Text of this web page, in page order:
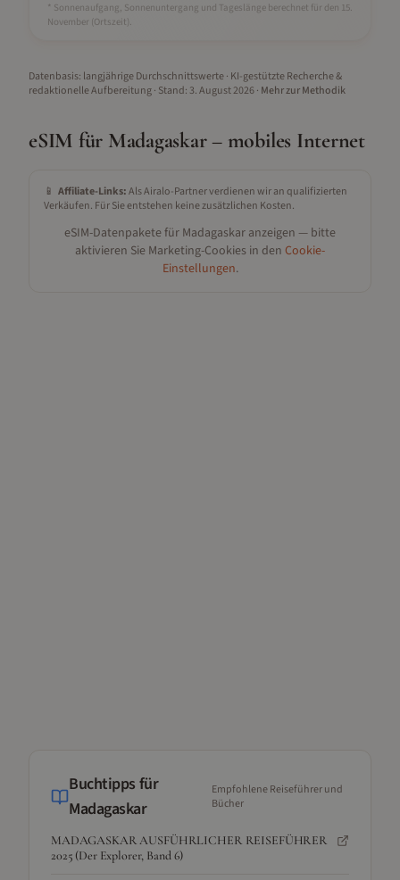
* Sonnenaufgang, Sonnenuntergang und Tageslänge berechnet für den 15.
November (Ortszeit).
Datenbasis: langjährige Durchschnittswerte · KI-gestützte Recherche &
redaktionelle Aufbereitung· Stand: 3. August 2026· Mehr zur Methodik
eSIM für Madagaskar– mobiles Internet
📱 Affiliate-Links:Als Airalo-Partner verdienen wir an qualifizierten
Verkäufen. Für Sie entstehen keine zusätzlichen Kosten.
eSIM-Datenpakete für Madagaskar anzeigen — bitte
aktivieren Sie Marketing-Cookies in den Cookie-
Einstellungen.
Buchtipps für
Madagaskar
Empfohlene Reiseführer und
Bücher
MADAGASKAR AUSFÜHRLICHER REISEFÜHRER
2025 (Der Explorer, Band 6)